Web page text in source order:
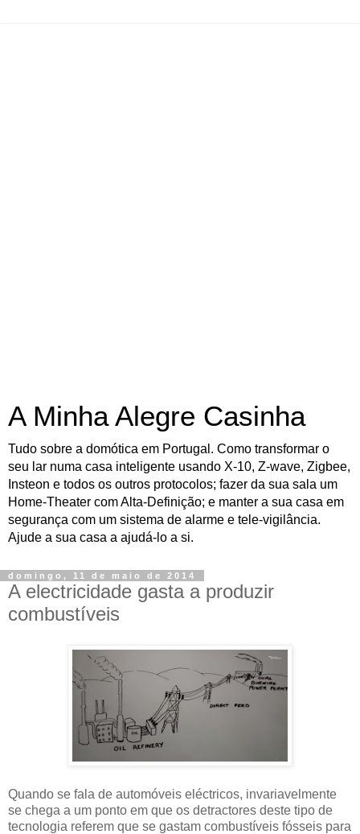
A Minha Alegre Casinha
Tudo sobre a domótica em Portugal. Como transformar o
seu lar numa casa inteligente usando X-10, Z-wave, Zigbee,
Insteon e todos os outros protocolos; fazer da sua sala um
Home-Theater com Alta-Definição; e manter a sua casa em
segurança com um sistema de alarme e tele-vigilância.
Ajude a sua casa a ajudá-lo a si.
domingo, 11 de maio de 2014
A electricidade gasta a produzir
combustíveis
Quando se fala de automóveis eléctricos, invariavelmente
se chega a um ponto em que os detractores deste tipo de
tecnologia referem que se gastam combustíveis fósseis para